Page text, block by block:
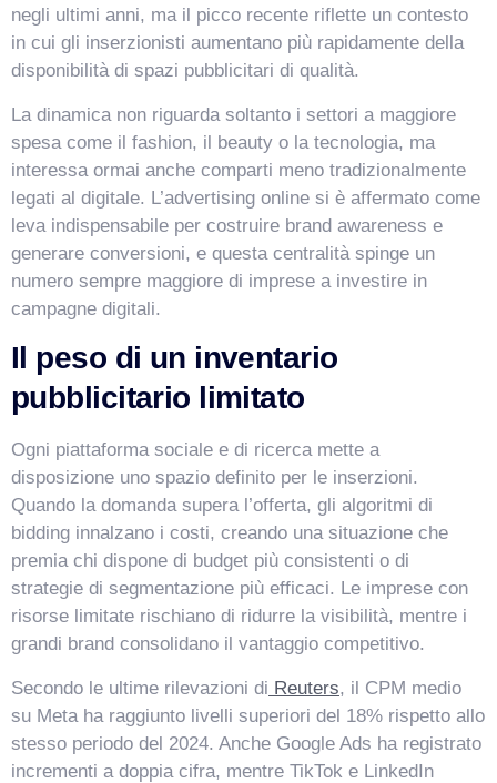
negli ultimi anni, ma il picco recente riflette un contesto
in cui gli inserzionisti aumentano più rapidamente della
disponibilità di spazi pubblicitari di qualità.
La dinamica non riguarda soltanto i settori a maggiore
spesa come il fashion, il beauty o la tecnologia, ma
interessa ormai anche comparti meno tradizionalmente
legati al digitale. L’advertising online si è affermato come
leva indispensabile per costruire brand awareness e
generare conversioni, e questa centralità spinge un
numero sempre maggiore di imprese a investire in
campagne digitali.
Il peso di un inventario
pubblicitario limitato
Ogni piattaforma sociale e di ricerca mette a
disposizione uno spazio definito per le inserzioni.
Quando la domanda supera l’offerta, gli algoritmi di
bidding innalzano i costi, creando una situazione che
premia chi dispone di budget più consistenti o di
strategie di segmentazione più efficaci. Le imprese con
risorse limitate rischiano di ridurre la visibilità, mentre i
grandi brand consolidano il vantaggio competitivo.
Secondo le ultime rilevazioni di Reuters, il CPM medio
su Meta ha raggiunto livelli superiori del 18% rispetto allo
stesso periodo del 2024. Anche Google Ads ha registrato
incrementi a doppia cifra, mentre TikTok e LinkedIn